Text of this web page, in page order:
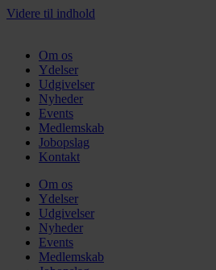
Videre til indhold
Om os
Ydelser
Udgivelser
Nyheder
Events
Medlemskab
Jobopslag
Kontakt
Om os
Ydelser
Udgivelser
Nyheder
Events
Medlemskab